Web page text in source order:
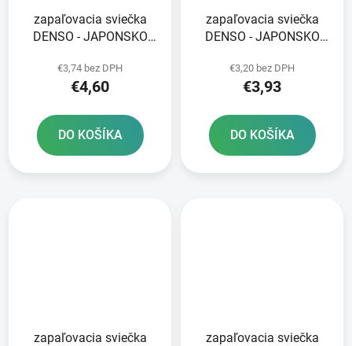
zapaľovacia sviečka
DENSO - JAPONSKO
STANDARD
€3,74 bez DPH
€4,60
DO KOŠÍKA
zapaľovacia sviečka
DENSO - JAPONSKO
STANDARD
€3,20 bez DPH
€3,93
DO KOŠÍKA
zapaľovacia sviečka
zapaľovacia sviečka